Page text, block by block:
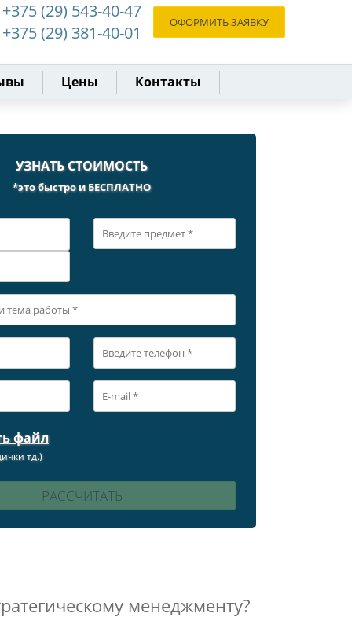
+375 (29) 543-40-47
+375 (29) 381-40-01
ОФОРМИТЬ ЗАЯВКУ
Цены Контакты
УЗНАТЬ СТОИМОСТЬ
*это быстро и БЕСПЛАТНО
файл
тд.)
менеджменту?